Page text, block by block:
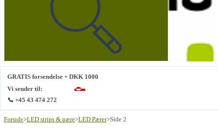
GRATIS forsendelse + DKK 1000
Vi sender til:
📞 +45 43 474 272
Forside>LED strips & pære>LED Pærer>Side 2